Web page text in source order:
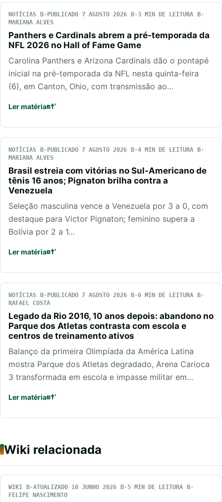
NOTÍCIAS PUBLICADO 7 AGOSTO 2026
3 MIN DE LEITURA
MARIANA ALVES
Panthers e Cardinals abrem a pré-temporada da
NFL 2026 no Hall of Fame Game
Carolina Panthers e Arizona Cardinals dão o pontapé
inicial na pré-temporada da NFL nesta quinta-feira
(6), em Canton, Ohio, com transmissão ao…
Ler matéria
NOTÍCIAS PUBLICADO 7 AGOSTO 2026
4 MIN DE LEITURA
MARIANA ALVES
Brasil estreia com vitórias no Sul-Americano de
tênis 16 anos; Pignaton brilha contra a
Venezuela
Seleção masculina vence a Venezuela por 3 a 0, com
destaque para Victor Pignaton; feminino supera a
Bolívia por 2 a 1…
Ler matéria
NOTÍCIAS PUBLICADO 7 AGOSTO 2026
6 MIN DE LEITURA
RAFAEL COSTA
Legado da Rio 2016, 10 anos depois: abandono no
Parque dos Atletas contrasta com escola e
centros de treinamento ativos
Balanço da primeira Olimpíada da América Latina
mostra Parque dos Atletas degradado, Arena Carioca
3 transformada em escola e impasse militar em…
Ler matéria
Wiki relacionada
WIKI ATUALIZADO 10 JUNHO 2026
5 MIN DE LEITURA
FELIPE NASCIMENTO